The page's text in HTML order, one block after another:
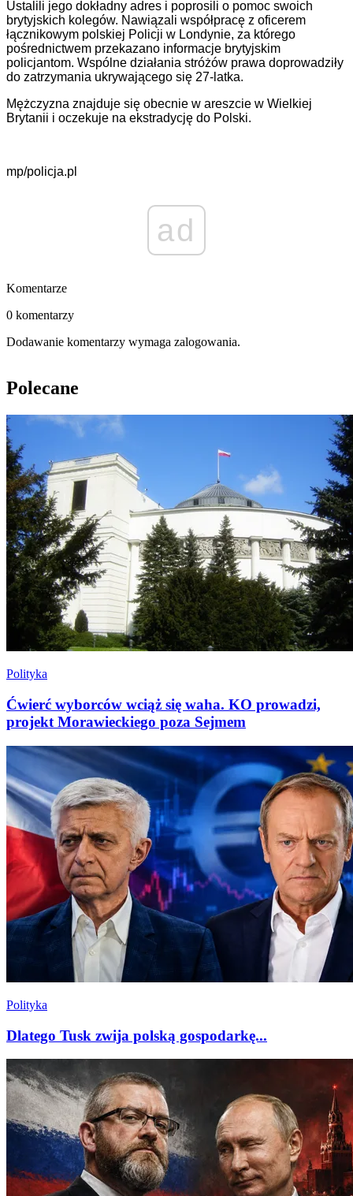
Ustalili jego dokładny adres i poprosili o pomoc swoich
brytyjskich kolegów. Nawiązali współpracę z oficerem
łącznikowym polskiej Policji w Londynie, za którego
pośrednictwem przekazano informacje brytyjskim
policjantom. Wspólne działania stróżów prawa doprowadziły
do zatrzymania ukrywającego się 27-latka.
Mężczyzna znajduje się obecnie w areszcie w Wielkiej
Brytanii i oczekuje na ekstradycję do Polski.
mp/policja.pl
ad
Komentarze
0 komentarzy
Dodawanie komentarzy wymaga zalogowania.
Polecane
Polityka
Ćwierć wyborców wciąż się waha. KO prowadzi,
projekt Morawieckiego poza Sejmem
Polityka
Dlatego Tusk zwija polską gospodarkę...